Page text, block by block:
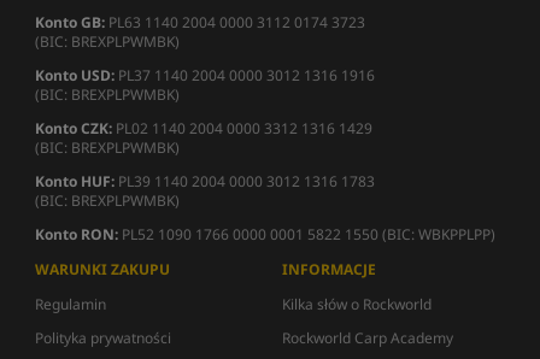
Konto GB: PL63 1140 2004 0000 3112 0174 3723
(BIC: BREXPLPWMBK)
Konto USD: PL37 1140 2004 0000 3012 1316 1916
(BIC: BREXPLPWMBK)
Konto CZK: PL02 1140 2004 0000 3312 1316 1429
(BIC: BREXPLPWMBK)
Konto HUF: PL39 1140 2004 0000 3012 1316 1783
(BIC: BREXPLPWMBK)
Konto RON: PL52 1090 1766 0000 0001 5822 1550 (BIC: WBKPPLPP)
WARUNKI ZAKUPU
Regulamin
Polityka prywatności
INFORMACJE
Kilka słów o Rockworld
Rockworld Carp Academy